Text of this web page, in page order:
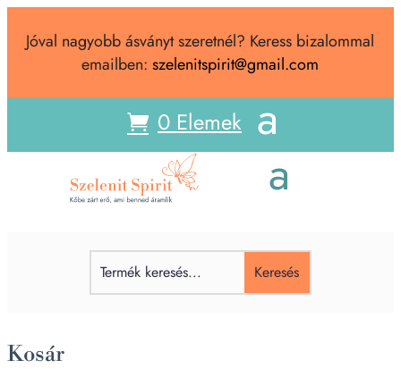
Jóval nagyobb ásványt szeretnél? Keress bizalommal
emailben: szelenitspirit@gmail.com
0 Elemek
Kosár